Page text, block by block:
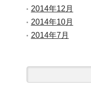
2014年12月
2014年10月
2014年7月
索: